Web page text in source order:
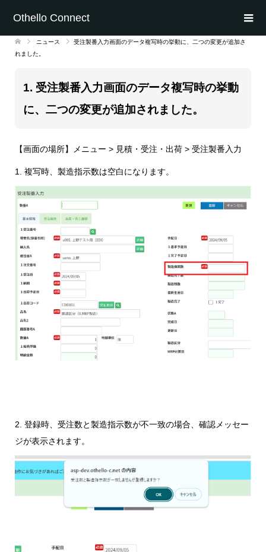
Othello Connect
ニュース
受注製番入力画面のデータ複写時の挙動に、二つの変更が追加さ
れました。
1. 受注製番入力画面のデータ複写時の挙動
に、二つの変更が追加されました。
【画面の場所】メニュー > 見積・受注・出荷 > 受注製番入力
1. 複写時、製造指示数は空白になります。
2. 登録時、受注数と製造指示数が不一致の場合、確認メッセー
ジが表示されます。